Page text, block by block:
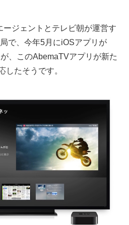
ジェントとテレビ朝が運営す
で、今年5月にiOSアプリが
、このAbemaTVアプリが新た
したそうです。